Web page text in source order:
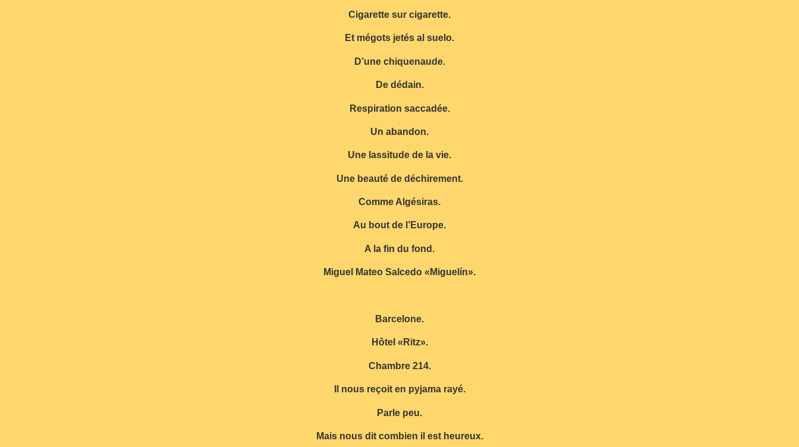
Cigarette sur cigarette.
Et mégots jetés al suelo.
D’une chiquenaude.
De dédain.
Respiration saccadée.
Un abandon.
Une lassitude de la vie.
Une beauté de déchirement.
Comme Algésiras.
Au bout de l’Europe.
A la fin du fond.
Miguel Mateo Salcedo «Miguelín».
Barcelone.
Hôtel «Ritz».
Chambre 214.
Il nous reçoit en pyjama rayé.
Parle peu.
Mais nous dit combien il est heureux.